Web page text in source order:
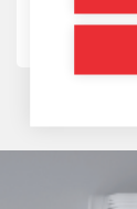
23. 09.
Dotácia